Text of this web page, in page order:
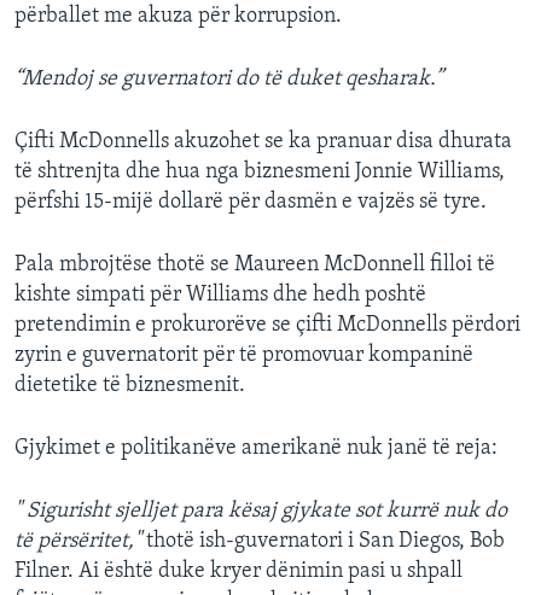
përballet me akuza për korrupsion.
“Mendoj se guvernatori do të duket qesharak.”
Çifti McDonnells akuzohet se ka pranuar disa dhurata
të shtrenjta dhe hua nga biznesmeni Jonnie Williams,
përfshi 15-mijë dollarë për dasmën e vajzës së tyre.
Pala mbrojtëse thotë se Maureen McDonnell filloi të
kishte simpati për Williams dhe hedh poshtë
pretendimin e prokurorëve se çifti McDonnells përdori
zyrin e guvernatorit për të promovuar kompaninë
dietetike të biznesmenit.
Gjykimet e politikanëve amerikanë nuk janë të reja:
" Sigurisht sjelljet para kësaj gjykate sot kurrë nuk do
të përsëritet,"thotë ish-guvernatori i San Diegos, Bob
Filner. Ai është duke kryer dënimin pasi u shpall